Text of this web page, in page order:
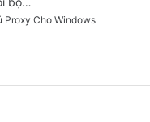
Proxy Cho Windows